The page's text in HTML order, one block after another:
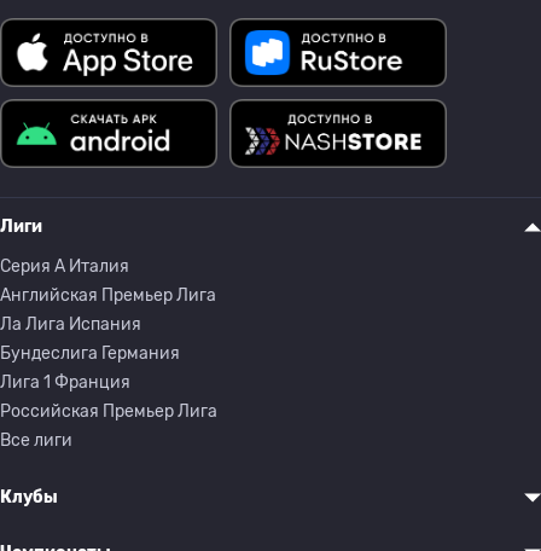
Лиги
Серия A Италия
Английская Премьер Лига
Ла Лига Испания
Бундеслига Германия
Лига 1 Франция
Российская Премьер Лига
Все лиги
Клубы